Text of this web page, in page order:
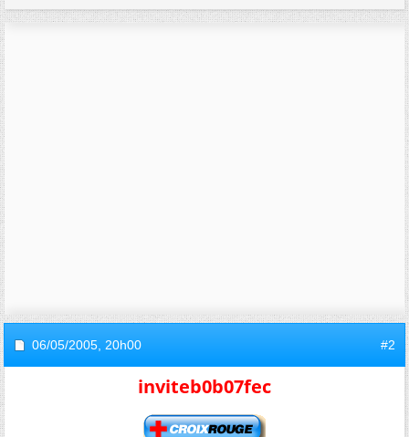
06/05/2005, 20h00 #2
inviteb0b07fec